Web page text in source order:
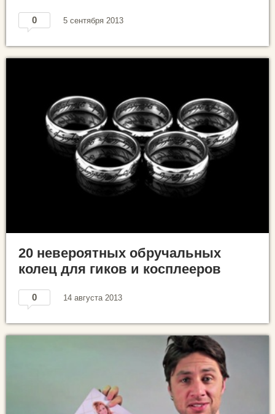
0 5 сентября 2013
20 невероятных обручальных
колец для гиков и косплееров
0 14 августа 2013